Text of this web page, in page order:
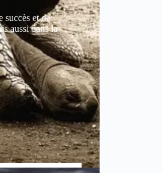
succès et de
aussi dans la